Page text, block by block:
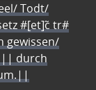
Todt/
#[et]c̃ tr#
gewissen/
|| durch